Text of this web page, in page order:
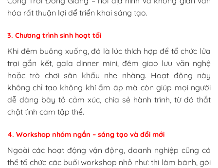
hóa rất thuận lợi để triển khai sáng tạo.
3. Chương trình sinh hoạt tối
Khi đêm buông xuống, đó là lúc thích hợp để tổ chức lửa
trại gắn kết, gala dinner mini, đêm giao lưu văn nghệ
hoặc trò chơi sân khấu nhẹ nhàng. Hoạt động này
không chỉ tạo không khí ấm áp mà còn giúp mọi người
dễ dàng bày tỏ cảm xúc, chia sẻ hành trình, từ đó thắt
chặt tình cảm tập thể.
4. Workshop nhóm ngắn – sáng tạo và đổi mới
Ngoài các hoạt động vận động, doanh nghiệp cũng có
thể tổ chức các buổi workshop nhỏ như: thi làm bánh, gói